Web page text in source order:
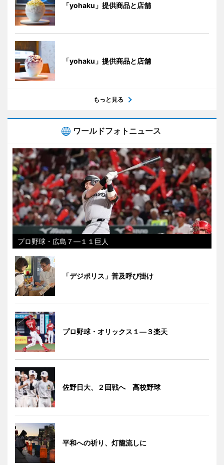
「yohaku」提供商品と店舗
「yohaku」提供商品と店舗
もっと見る
ワールドフォトニュース
プロ野球・広島７―１１巨人
「デジポリス」普及呼び掛け
プロ野球・オリックス１―３楽天
佐野日大、２回戦へ 高校野球
平和への祈り、灯籠流しに